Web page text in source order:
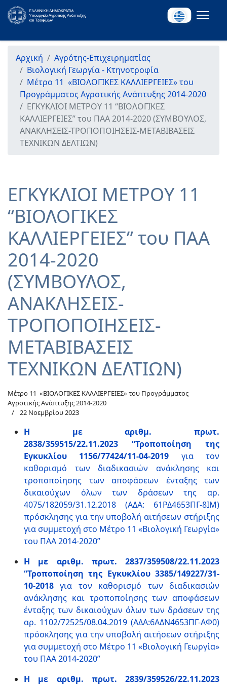
Αρχική
Αγρότης-Επιχειρηματίας
Βιολογική Γεωργία - Κτηνοτροφία
Μέτρο 11 «ΒΙΟΛΟΓΙΚΕΣ ΚΑΛΛΙΕΡΓΕΙΕΣ» του
Προγράμματος Αγροτικής Ανάπτυξης 2014-2020
ΕΓΚΥΚΛΙΟΙ ΜΕΤΡΟΥ 11 “ΒΙΟΛΟΓΙΚΕΣ
ΚΑΛΛΙΕΡΓΕΙΕΣ” του ΠΑΑ 2014-2020 (ΣΥΜΒΟΥΛΟΣ,
ΑΝΑΚΛΗΣΕΙΣ-ΤΡΟΠΟΠΟΙΗΣΕΙΣ-ΜΕΤΑΒΙΒΑΣΕΙΣ
ΤΕΧΝΙΚΩΝ ΔΕΛΤΙΩΝ)
ΕΓΚΥΚΛΙΟΙ ΜΕΤΡΟΥ 11
“ΒΙΟΛΟΓΙΚΕΣ
ΚΑΛΛΙΕΡΓΕΙΕΣ” του ΠΑΑ
2014-2020
(ΣΥΜΒΟΥΛΟΣ,
ΑΝΑΚΛΗΣΕΙΣ-
ΤΡΟΠΟΠΟΙΗΣΕΙΣ-
ΜΕΤΑΒΙΒΑΣΕΙΣ
ΤΕΧΝΙΚΩΝ ΔΕΛΤΙΩΝ)
Μέτρο 11 «ΒΙΟΛΟΓΙΚΕΣ ΚΑΛΛΙΕΡΓΕΙΕΣ» του Προγράμματος
Αγροτικής Ανάπτυξης 2014-2020
22 Νοεμβρίου 2023
Η με αριθμ. πρωτ.
2838/359515/22.11.2023 “Τροποποίηση της
Εγκυκλίου 1156/77424/11-04-2019 για τον
καθορισμό των διαδικασιών ανάκλησης και
τροποποίησης των αποφάσεων ένταξης των
δικαιούχων όλων των δράσεων της αρ.
4075/182059/31.12.2018 (ΑΔΑ: 61ΡΔ4653ΠΓ-8ΙΜ)
πρόσκλησης για την υποβολή αιτήσεων στήριξης
για συμμετοχή στο Μέτρο 11 «Βιολογική Γεωργία»
του ΠΑΑ 2014-2020”
Η με αριθμ. πρωτ. 2837/359508/22.11.2023
“Τροποποίηση της Εγκυκλίου 3385/149227/31-
10-2018 για τον καθορισμό των διαδικασιών
ανάκλησης και τροποποίησης των αποφάσεων
ένταξης των δικαιούχων όλων των δράσεων της
αρ. 1102/72525/08.04.2019 (ΑΔΑ:6ΑΔΝ4653ΠΓ-ΑΦ0)
πρόσκλησης για την υποβολή αιτήσεων στήριξης
για συμμετοχή στο Μέτρο 11 «Βιολογική Γεωργία»
του ΠΑΑ 2014-2020”
Η με αριθμ. πρωτ. 2839/359526/22.11.2023